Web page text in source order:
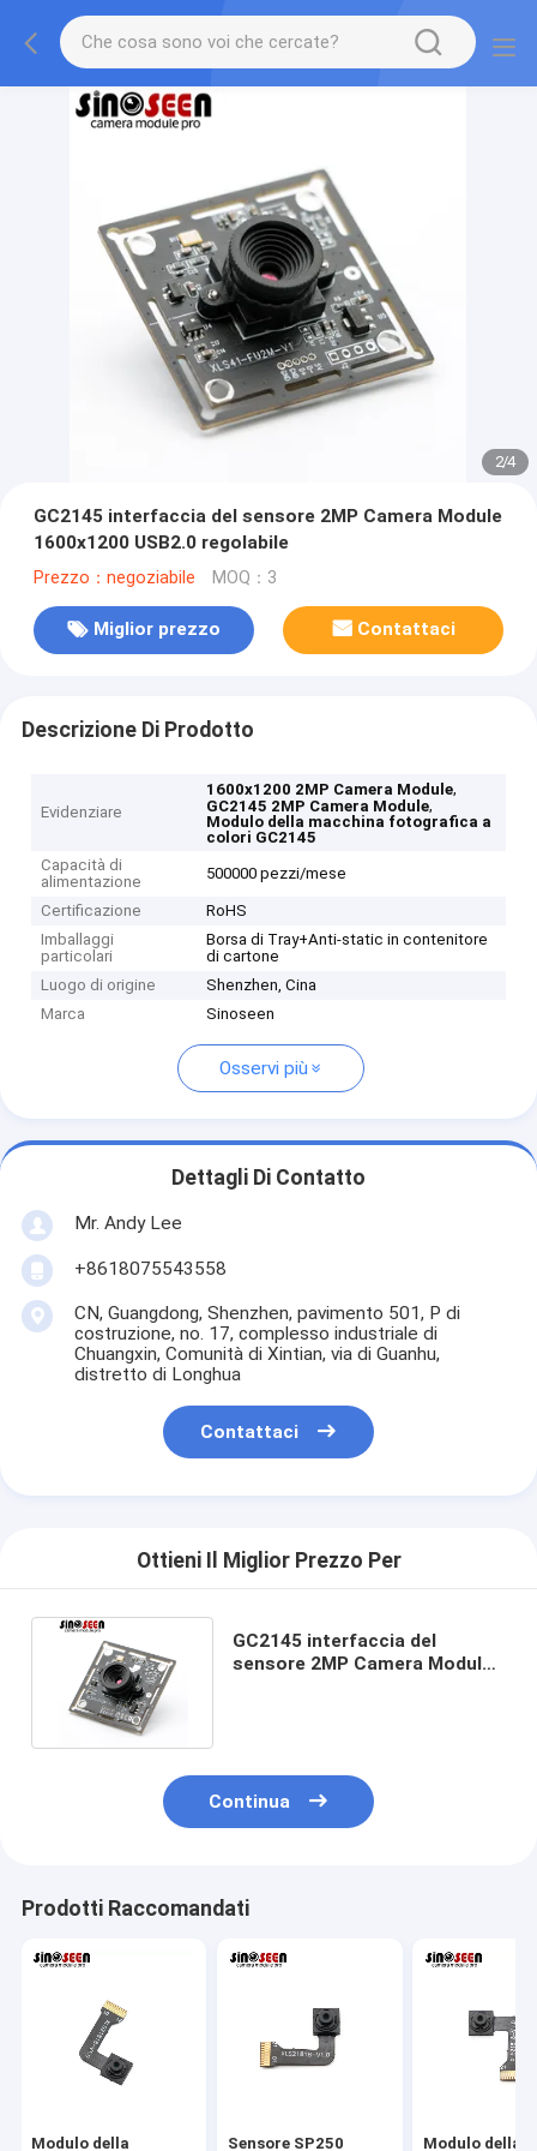
2/4
GC2145 interfaccia del sensore 2MP Camera Module
1600x1200 USB2.0 regolabile
Prezzo：negoziabile MOQ：3
Miglior prezzo Contattaci
Descrizione Di Prodotto
Evidenziare
1600x1200 2MP Camera Module,
GC2145 2MP Camera Module,
Modulo della macchina fotografica a
colori GC2145
Capacità di
alimentazione
500000 pezzi/mese
Certificazione
RoHS
Imballaggi
particolari
Borsa di Tray+Anti-static in contenitore
di cartone
Luogo di origine
Shenzhen, Cina
Marca
Sinoseen
Osservi più
Dettagli Di Contatto
Mr. Andy Lee
+8618075543558
CN, Guangdong, Shenzhen, pavimento 501, P di
costruzione, no. 17, complesso industriale di
Chuangxin, Comunità di Xintian, via di Guanhu,
distretto di Longhua
Contattaci
Ottieni Il Miglior Prezzo Per
GC2145 interfaccia del
sensore 2MP Camera Module
Continua
Prodotti Raccomandati
Modulo della Sensore SP250 Modulo della